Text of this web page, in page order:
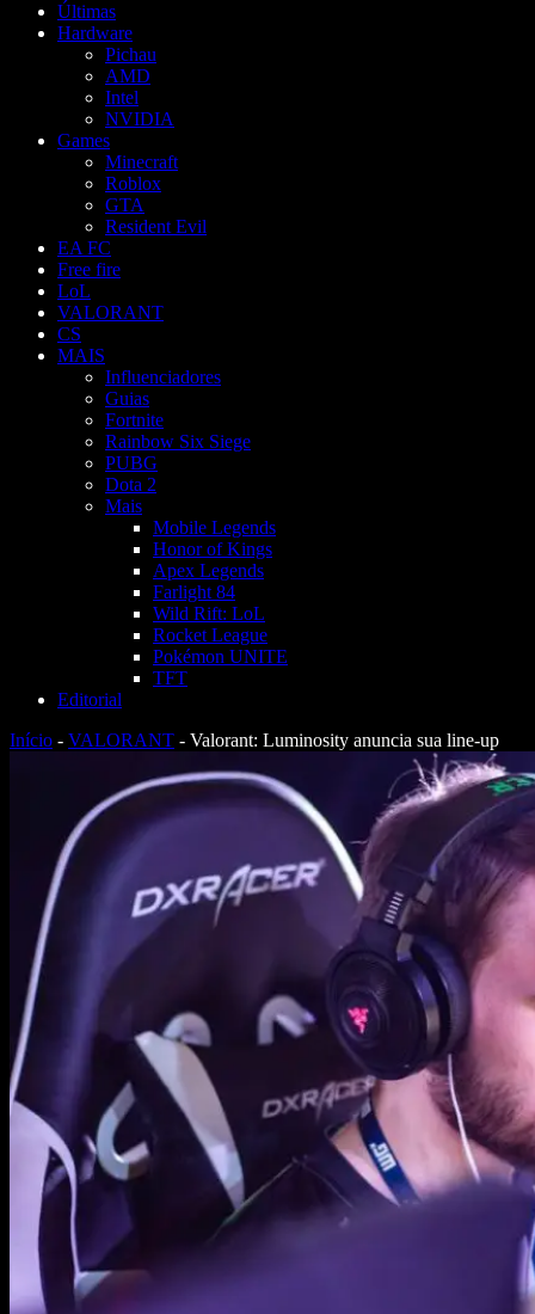
Últimas
Hardware
Pichau
AMD
Intel
NVIDIA
Games
Minecraft
Roblox
GTA
Resident Evil
EA FC
Free fire
LoL
VALORANT
CS
MAIS
Influenciadores
Guias
Fortnite
Rainbow Six Siege
PUBG
Dota 2
Mais
Mobile Legends
Honor of Kings
Apex Legends
Farlight 84
Wild Rift: LoL
Rocket League
Pokémon UNITE
TFT
Editorial
Início - VALORANT - Valorant: Luminosity anuncia sua line-up